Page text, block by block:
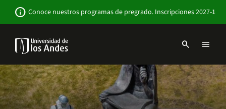
contenido
info Conoce nuestros programas de pregrado. Inscripciones 2027-1
Navbar
-
Sitio
Institucional
search menu